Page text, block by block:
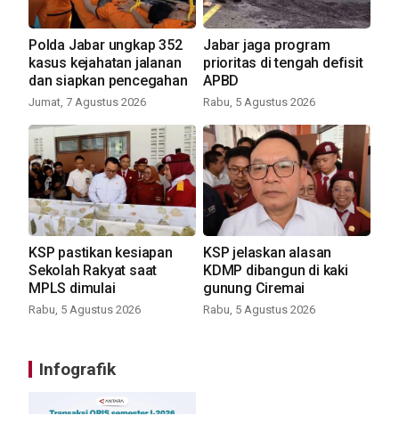
Polda Jabar ungkap 352
kasus kejahatan jalanan
dan siapkan pencegahan
Jumat, 7 Agustus 2026
Jabar jaga program
prioritas di tengah defisit
APBD
Rabu, 5 Agustus 2026
KSP pastikan kesiapan
Sekolah Rakyat saat
MPLS dimulai
Rabu, 5 Agustus 2026
KSP jelaskan alasan
KDMP dibangun di kaki
gunung Ciremai
Rabu, 5 Agustus 2026
Infografik